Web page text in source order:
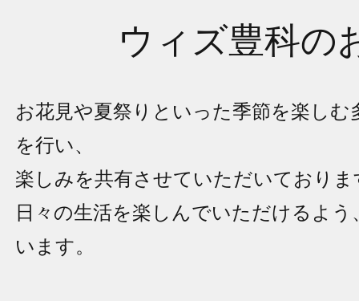
ウィズ豊科の
お花見や夏祭りといった季節を楽し
を行い、
楽しみを共有させていただいておりま
日々の生活を楽しんでいただけるよ
います。